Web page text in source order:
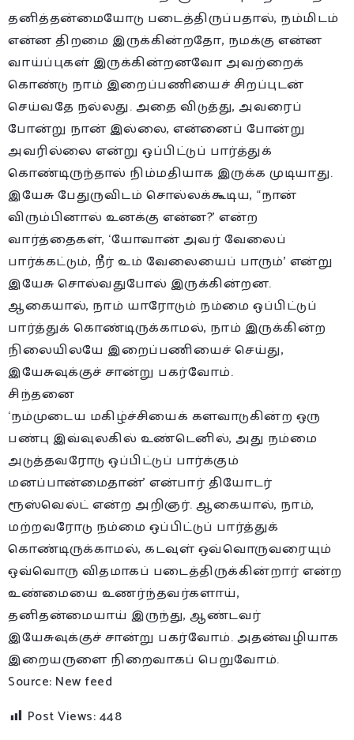
தனித்தன்மையோடு படைத்திருப்பதால், நம்மிடம்
என்ன திறமை இருக்கின்றதோ, நமக்கு என்ன
வாய்ப்புகள் இருக்கின்றனவோ அவற்றைக்
கொண்டு நாம் இறைப்பணியைச் சிறப்புடன்
செய்வதே நல்லது. அதை விடுத்து, அவரைப்
போன்று நான் இல்லை, என்னைப் போன்று
அவரில்லை என்று ஒப்பிட்டுப் பார்த்துக்
கொண்டிருந்தால் நிம்மதியாக இருக்க முடியாது.
இயேசு பேதுருவிடம் சொல்லக்கூடிய, “நான்
விரும்பினால் உனக்கு என்ன?’ என்ற
வார்த்தைகள், ‘யோவான் அவர் வேலைப்
பார்க்கட்டும், நீர் உம் வேலையைப் பாரும்’ என்று
இயேசு சொல்வதுபோல் இருக்கின்றன.
ஆகையால், நாம் யாரோடும் நம்மை ஒப்பிட்டுப்
பார்த்துக் கொண்டிருக்காமல், நாம் இருக்கின்ற
நிலையிலயே இறைப்பணியைச் செய்து,
இயேசுவுக்குச் சான்று பகர்வோம்.
சிந்தனை
‘நம்முடைய மகிழ்ச்சியைக் களவாடுகின்ற ஒரு
பண்பு இவ்வுலகில் உண்டெனில், அது நம்மை
அடுத்தவரோடு ஒப்பிட்டுப் பார்க்கும்
மனப்பான்மைதான்’ என்பார் தியோடர்
ரூஸ்வெல்ட் என்ற அறிஞர். ஆகையால், நாம்,
மற்றவரோடு நம்மை ஒப்பிட்டுப் பார்த்துக்
கொண்டிருக்காமல், கடவுள் ஒவ்வொருவரையும்
ஒவ்வொரு விதமாகப் படைத்திருக்கின்றார் என்ற
உண்மையை உணர்ந்தவர்களாய்,
தனிதன்மையாய் இருந்து, ஆண்டவர்
இயேசுவுக்குச் சான்று பகர்வோம். அதன்வழியாக
இறையருளை நிறைவாகப் பெறுவோம்.
Source: New feed
Post Views:448